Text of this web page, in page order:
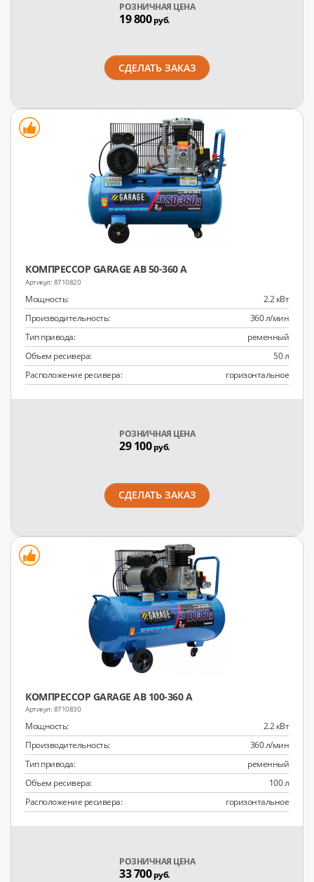
РОЗНИЧНАЯ ЦЕНА
19 800руб.
СДЕЛАТЬ ЗАКАЗ
КОМПРЕССОР GARAGE AB 50-360 A
8710820
Мощность:
2.2 кВт
Производительность:
360 л/мин
Тип привода:
ременный
Объем ресивера:
50 л
Расположение ресивера:
горизонтальное
РОЗНИЧНАЯ ЦЕНА
29 100руб.
СДЕЛАТЬ ЗАКАЗ
КОМПРЕССОР GARAGE AB 100-360 A
8710830
Мощность:
2.2 кВт
Производительность:
360 л/мин
Тип привода:
ременный
Объем ресивера:
100 л
Расположение ресивера:
горизонтальное
РОЗНИЧНАЯ ЦЕНА
33 700руб.